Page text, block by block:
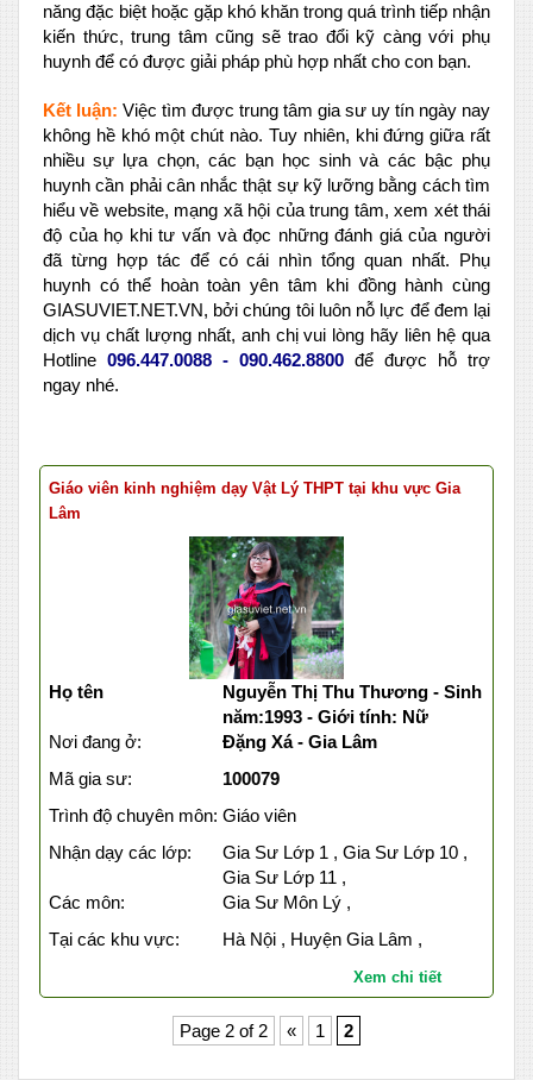
năng đặc biệt hoặc gặp khó khăn trong quá trình tiếp nhận
kiến thức, trung tâm cũng sẽ trao đổi kỹ càng với phụ
huynh để có được giải pháp phù hợp nhất cho con bạn.
Kết luận: Việc tìm được trung tâm gia sư uy tín ngày nay
không hề khó một chút nào. Tuy nhiên, khi đứng giữa rất
nhiều sự lựa chọn, các bạn học sinh và các bậc phụ
huynh cần phải cân nhắc thật sự kỹ lưỡng bằng cách tìm
hiểu về website, mạng xã hội của trung tâm, xem xét thái
độ của họ khi tư vấn và đọc những đánh giá của người
đã từng hợp tác để có cái nhìn tổng quan nhất. Phụ
huynh có thể hoàn toàn yên tâm khi đồng hành cùng
GIASUVIET.NET.VN, bởi chúng tôi luôn nỗ lực để đem lại
dịch vụ chất lượng nhất, anh chị vui lòng hãy liên hệ qua
Hotline 096.447.0088 - 090.462.8800 để được hỗ trợ
ngay nhé.
Giáo viên kinh nghiệm dạy Vật Lý THPT tại khu vực Gia
Lâm
Họ tên
Nguyễn Thị Thu Thương - Sinh
năm:1993 - Giới tính: Nữ
Nơi đang ở:
Đặng Xá - Gia Lâm
Mã gia sư:
100079
Trình độ chuyên môn: Giáo viên
Nhận dạy các lớp:
Gia Sư Lớp 1 , Gia Sư Lớp 10 ,
Gia Sư Lớp 11 ,
Các môn:
Gia Sư Môn Lý ,
Tại các khu vực:
Hà Nội , Huyện Gia Lâm ,
Xem chi tiết
Page 2 of 2 « 1 2